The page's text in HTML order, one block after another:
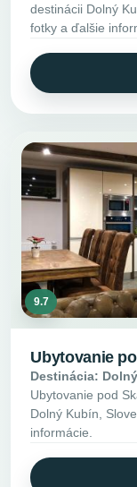
destinácii Dolný
fotky a ďalšie
9.7
Ubytovanie
Destinácia:
Ubytovanie pod
Dolný Kubín,
informácie.